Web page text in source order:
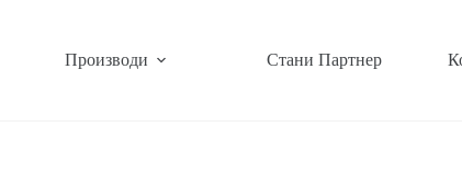
Производи Стани Партнер